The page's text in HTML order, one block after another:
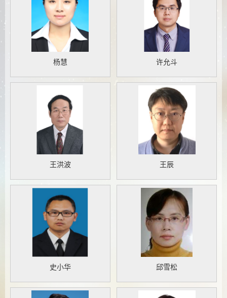
杨慧 许允斗
王洪波 王辰
史小华 邱雪松